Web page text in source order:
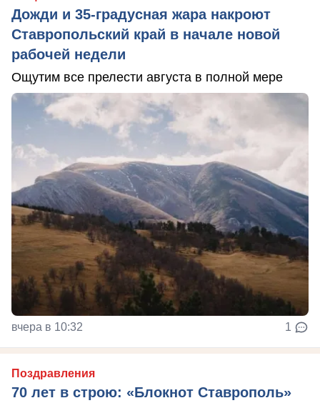
Дожди и 35-градусная жара накроют
Ставропольский край в начале новой
рабочей недели
Ощутим все прелести августа в полной мере
вчера в 10:32 1
Поздравления
70 лет в строю: «Блокнот Ставрополь»